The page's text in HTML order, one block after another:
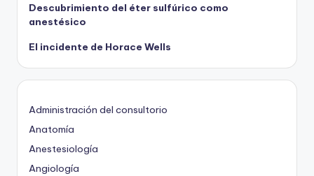
Descubrimiento del éter sulfúrico como
anestésico
El incidente de Horace Wells
Administración del consultorio
Anatomía
Anestesiología
Angiología